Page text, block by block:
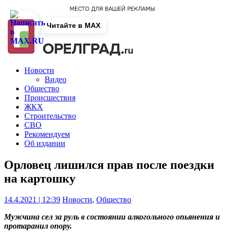
Новости
Видео
Общество
Происшествия
ЖКХ
Строительство
СВО
Рекомендуем
Об издании
Орловец лишился прав после поездки
на картошку
14.4.2021 | 12:39 Новости, Общество
Мужчина сел за руль в состоянии алкогольного опьянения и
протаранил опору.
Читайте в MAX